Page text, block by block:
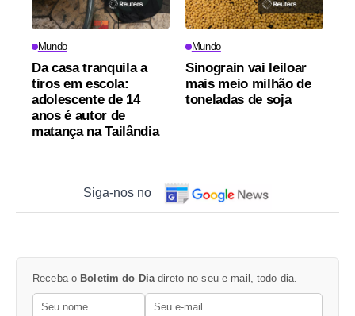
Mundo
Da casa tranquila a
tiros em escola:
adolescente de 14
anos é autor de
matança na Tailândia
Mundo
Sinograin vai leiloar
mais meio milhão de
toneladas de soja
Siga-nos no
Receba o Boletim do Dia direto no seu e-mail, todo dia.